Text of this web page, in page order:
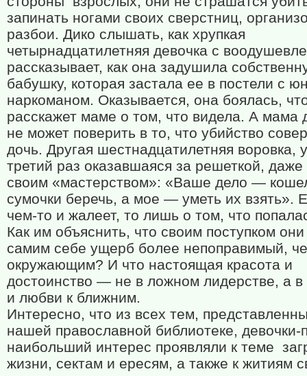
запинать ногами своих сверстниц,
разбои. Дико слышать, как хрупкая
четырнадцатилетняя девочка с
рассказывает, как она задушила
бабушку, которая застала ее в постели с
наркоманом. Оказывается, она боялась,
расскажет маме о том, что видела. А мама
не может поверить в то, что убийство
дочь. Другая шестнадцатилетняя воровка,
третий раз оказавшаяся за решеткой, даже
своим «мастерством»: «Ваше дело —
сумочки беречь, а мое — уметь их взять».
чем-то и жалеет, то лишь о том, что
Как им объяснить, что своим поступком
самим себе ущерб более непоправимый,
окружающим? И что настоящая красота и
достоинство — не в ложном лидерстве, а
и любви к ближним.
Интересно, что из всех тем,
нашей православной библиотеке, девочки-
наибольший интерес проявляли к теме
жизни, сектам и ересям, а также к житиям